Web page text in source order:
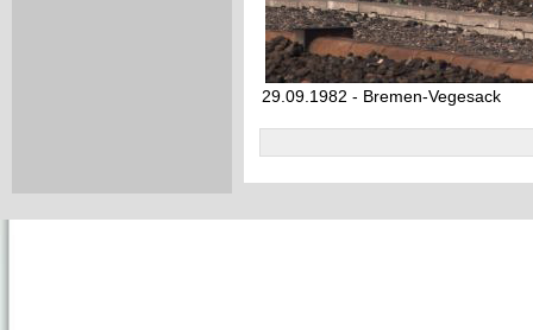
29.09.1982 - Bremen-Vegesack